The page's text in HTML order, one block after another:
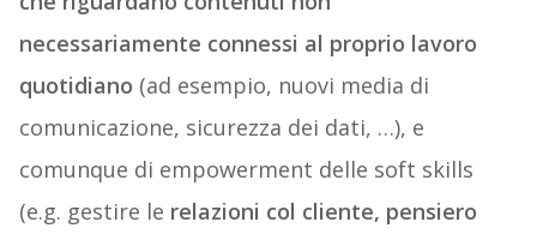
necessariamente connessi al proprio lavoro
quotidiano (ad esempio, nuovi media di
comunicazione, sicurezza dei dati, …), e
comunque di empowerment delle soft skills
(e.g. gestire le relazioni col cliente, pensiero